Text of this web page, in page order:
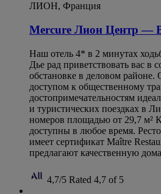
ЛИОН, Франция
Mercure Лион Центр —
Наш отель 4* в 2 минутах
Дье рад приветствовать вас в
обстановке в деловом районе.
доступом к общественному
достопримечательностям
и туристических поездках в
номеров площадью от 29,7 м²
доступны в любое время.
имеет сертификат Maître
предлагают качественную
4,7/5 Rated 4,7 of 5